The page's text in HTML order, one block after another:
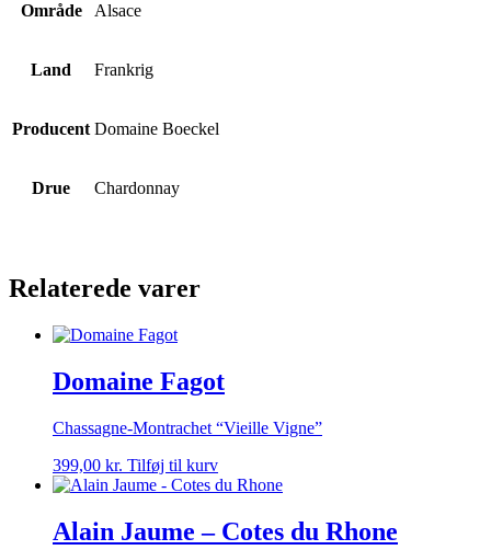
Område Alsace
Land Frankrig
Producent Domaine Boeckel
Drue Chardonnay
Relaterede varer
Domaine Fagot
Chassagne-Montrachet “Vieille Vigne”
399,00 kr. Tilføj til kurv
Alain Jaume – Cotes du Rhone